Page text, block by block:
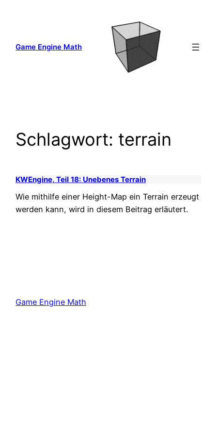
Game Engine Math
Schlagwort: terrain
KWEngine, Teil 18: Unebenes Terrain
Wie mithilfe einer Height-Map ein Terrain erzeugt
werden kann, wird in diesem Beitrag erläutert.
Game Engine Math